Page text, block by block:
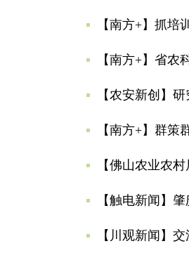
【南方+】抓
【南方+】省
【农安新创】
【南方+】群
【佛山农业农
【触电新闻】
【川观新闻】